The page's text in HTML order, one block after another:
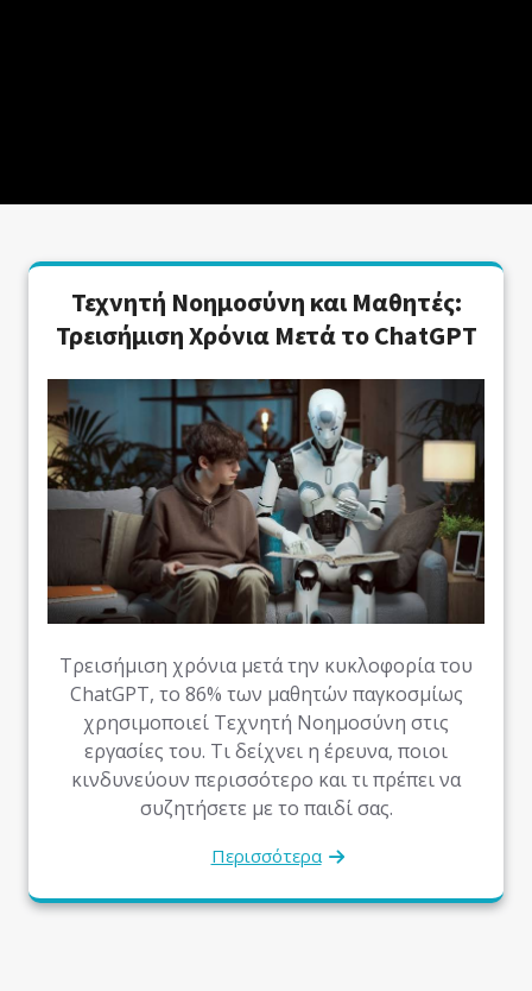
Τεχνητή Νοημοσύνη και Μαθητές:
Τρεισήμιση Χρόνια Μετά το ChatGPT
Τρεισήμιση χρόνια μετά την κυκλοφορία του
ChatGPT, το 86% των μαθητών παγκοσμίως
χρησιμοποιεί Τεχνητή Νοημοσύνη στις
εργασίες του. Τι δείχνει η έρευνα, ποιοι
κινδυνεύουν περισσότερο και τι πρέπει να
συζητήσετε με το παιδί σας.
Περισσότερα